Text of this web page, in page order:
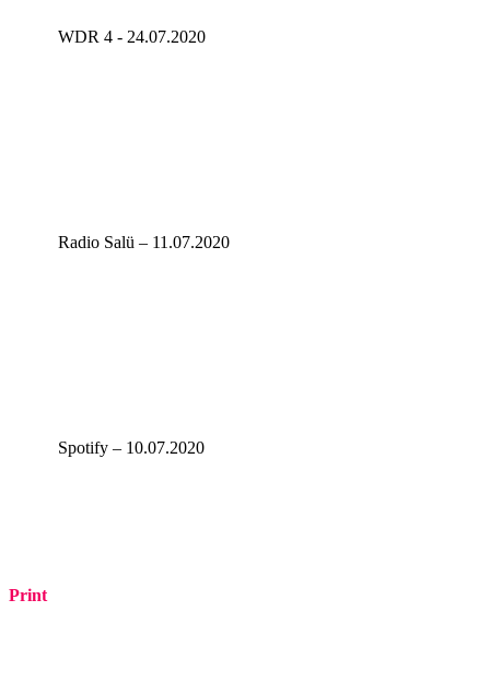
WDR 4 - 24.07.2020
Radio Salü – 11.07.2020
Spotify – 10.07.2020
Print